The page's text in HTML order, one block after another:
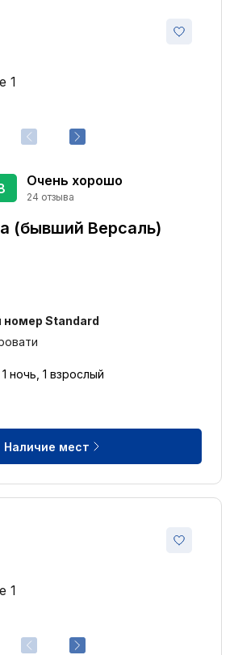
(бывший Версаль)
Очень хорошо
24 отзыва
Standard
1 ночь, 1 взрослый
Наличие мест